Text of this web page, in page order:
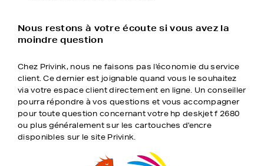
Nous restons à votre écoute si vous avez la
moindre question
Chez Privink, nous ne faisons pas l'économie du service
client. Ce dernier est joignable quand vous le souhaitez
via votre espace client directement en ligne. Un conseiller
pourra répondre à vos questions et vous accompagner
pour toute question concernant votre hp deskjet f 2680
ou plus généralement sur les cartouches d'encre
disponibles sur le site Privink.